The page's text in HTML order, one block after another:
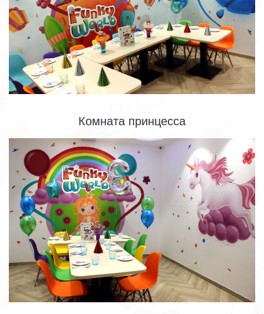
Комната принцесса